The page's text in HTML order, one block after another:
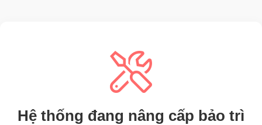
Hệ thống đang nâng cấp bảo trì